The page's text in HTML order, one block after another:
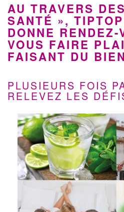
AU TRAVERS DES
SANTÉ »,
DONNE RENDEZ-
VOUS FAIRE
FAISANT DU
PLUSIEURS FOIS
RELEVEZ LES